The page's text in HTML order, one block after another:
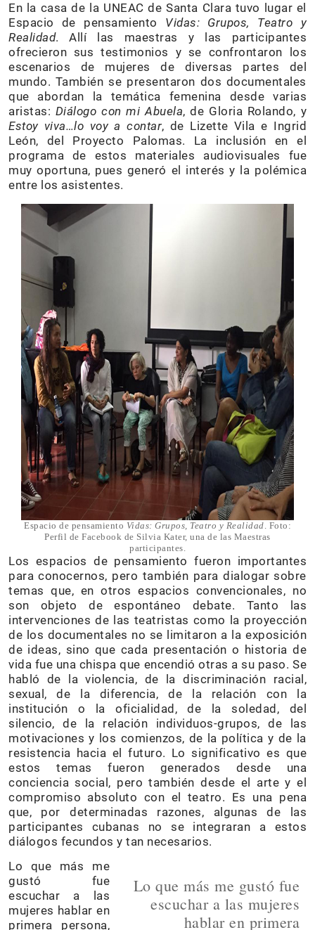
En la casa de la UNEAC de Santa Clara tuvo lugar el
Espacio de pensamiento Vidas: Grupos, Teatro y
Realidad. Allí las maestras y las participantes
ofrecieron sus testimonios y se confrontaron los
escenarios de mujeres de diversas partes del
mundo. También se presentaron dos documentales
que abordan la temática femenina desde varias
aristas: Diálogo con mi Abuela, de Gloria Rolando, y
Estoy viva…lo voy a contar, de Lizette Vila e Ingrid
León, del Proyecto Palomas. La inclusión en el
programa de estos materiales audiovisuales fue
muy oportuna, pues generó el interés y la polémica
entre los asistentes.
Espacio de pensamiento Vidas: Grupos, Teatro y Realidad. Foto:
Perfil de Facebook de Silvia Kater, una de las Maestras
participantes.
Los espacios de pensamiento fueron importantes
para conocernos, pero también para dialogar sobre
temas que, en otros espacios convencionales, no
son objeto de espontáneo debate. Tanto las
intervenciones de las teatristas como la proyección
de los documentales no se limitaron a la exposición
de ideas, sino que cada presentación o historia de
vida fue una chispa que encendió otras a su paso. Se
habló de la violencia, de la discriminación racial,
sexual, de la diferencia, de la relación con la
institución o la oficialidad, de la soledad, del
silencio, de la relación individuos-grupos, de las
motivaciones y los comienzos, de la política y de la
resistencia hacia el futuro. Lo significativo es que
estos temas fueron generados desde una
conciencia social, pero también desde el arte y el
compromiso absoluto con el teatro. Es una pena
que, por determinadas razones, algunas de las
participantes cubanas no se integraran a estos
diálogos fecundos y tan necesarios.
Lo que más me gustó fue
escuchar a las mujeres
hablar en primera
Lo que más me
gustó fue
escuchar a las
mujeres hablar en
primera persona,